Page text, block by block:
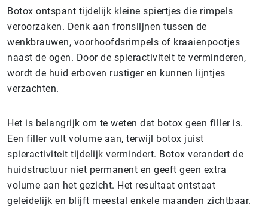
Botox ontspant tijdelijk kleine spiertjes die rimpels
veroorzaken. Denk aan fronslijnen tussen de
wenkbrauwen, voorhoofdsrimpels of kraaienpootjes
naast de ogen. Door de spieractiviteit te verminderen,
wordt de huid erboven rustiger en kunnen lijntjes
verzachten.
Het is belangrijk om te weten dat botox geen filler is.
Een filler vult volume aan, terwijl botox juist
spieractiviteit tijdelijk vermindert. Botox verandert de
huidstructuur niet permanent en geeft geen extra
volume aan het gezicht. Het resultaat ontstaat
geleidelijk en blijft meestal enkele maanden zichtbaar.